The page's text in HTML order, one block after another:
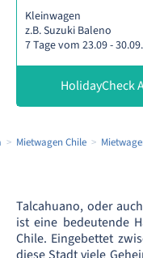
Kleinwagen
z.B. Suzuki Baleno
7 Tage vom 23.09 -
HolidayCheck
Mietwagen Chile
Talcahuano, oder
ist eine bedeutende
Chile. Eingebettet